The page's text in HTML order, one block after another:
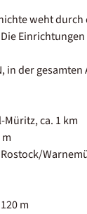
weht
in der gesamten
ca. 1 km
m